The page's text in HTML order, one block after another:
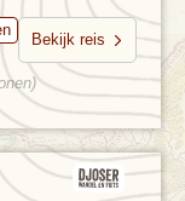
Bekijk reis